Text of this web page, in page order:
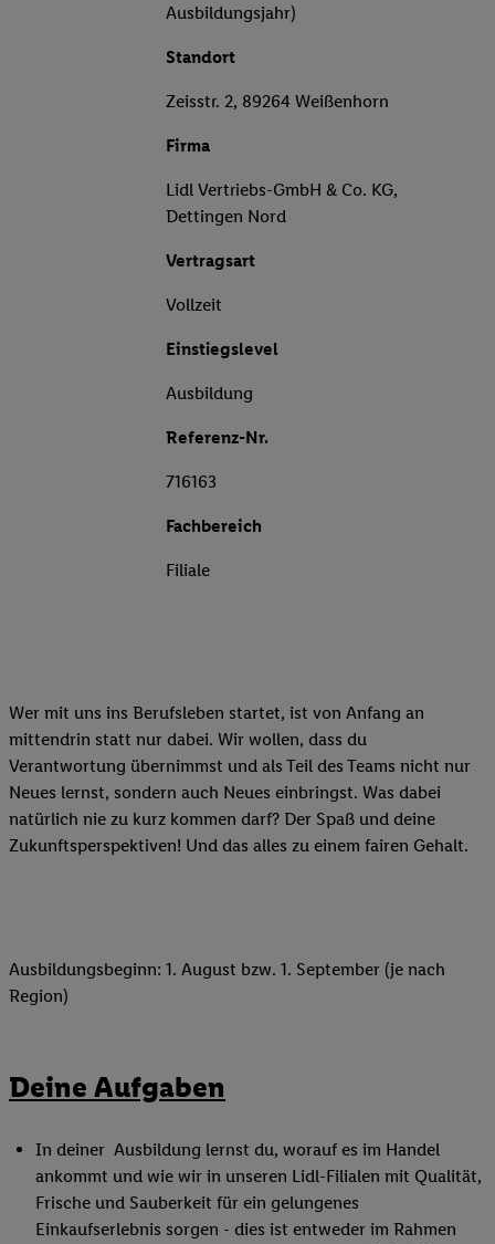
Ausbildungsjahr)
Standort
Zeisstr. 2, 89264 Weißenhorn
Firma
Lidl Vertriebs-GmbH & Co. KG,
Dettingen Nord
Vertragsart
Vollzeit
Einstiegslevel
Ausbildung
Referenz-Nr.
716163
Fachbereich
Filiale
Wer mit uns ins Berufsleben startet, ist von Anfang an
mittendrin statt nur dabei. Wir wollen, dass du
Verantwortung übernimmst und als Teil des Teams nicht nur
Neues lernst, sondern auch Neues einbringst. Was dabei
natürlich nie zu kurz kommen darf? Der Spaß und deine
Zukunftsperspektiven! Und das alles zu einem fairen Gehalt.
Ausbildungsbeginn: 1. August bzw. 1. September (je nach
Region)
Deine Aufgaben
In deiner Ausbildung lernst du, worauf es im Handel
ankommt und wie wir in unseren Lidl-Filialen mit Qualität,
Frische und Sauberkeit für ein gelungenes
Einkaufserlebnis sorgen - dies ist entweder im Rahmen